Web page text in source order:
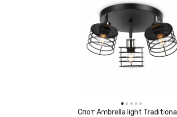
Спот Ambrella light Traditional